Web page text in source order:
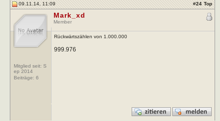
09.11.14, 11:09 #24 Top
Mitglied seit: S
ep 2014
Beiträge: 6
Mark_xd
Member
Rückwärtszählen von 1.000.000
999.976